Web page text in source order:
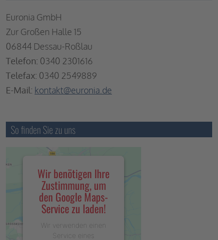
Euronia GmbH
Zur Großen Halle 15
06844 Dessau-Roßlau
Telefon: 0340 2301616
Telefax: 0340 2549889
E-Mail: kontakt@euronia.de
So finden Sie zu uns
Wir benötigen Ihre
Zustimmung, um
den Google Maps-
Service zu laden!
Wir verwenden einen
Service eines